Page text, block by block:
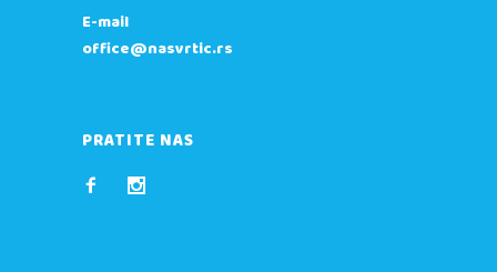
E-mail
office@nasvrtic.rs
PRATITE NAS